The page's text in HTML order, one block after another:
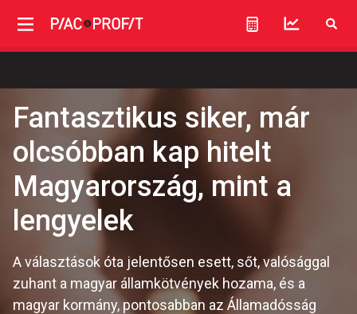
Fantasztikus siker, már
olcsóbban kap hitelt
Magyarország, mint a
lengyelek
A választások óta jelentősen esett, sőt, valósággal
zuhant a magyar államkötvények hozama, és a
magyar kormány, pontosabban az Államadósság